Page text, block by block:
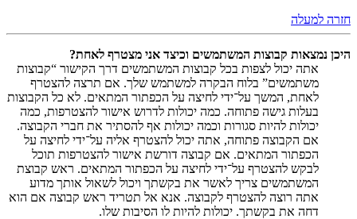
חזרה למעלה
היכן נמצאות קבוצות המשתמשים וכיצד אני מצטרף לאחת?
אתה יכול לצפות בכל קבוצות המשתמשים דרך הקישור “קבוצות
משתמשים” בלוח הבקרה למשתמש שלך. אם תרצה להצטרף
לאחת, המשך על־ידי לחיצה על הכפתור המתאים. לא כל הקבוצות
בעלות גישה פתוחה. כמה יכולות לדרוש אישור להצטרפות, כמה
יכולות להיות סגורות וכמה יכולות אף להסתיר את חברי הקבוצה.
אם הקבוצה פתוחה, אתה יכול להצטרף אליה על־ידי לחיצה על
הכפתור המתאים. אם קבוצה דורשת אישור להצטרפות תוכל
לבקש להצטרף על־ידי לחיצה על הכפתור המתאים. ראש קבוצת
המשתמשים צריך לאשר את בקשתך ויכול לשאול אותך מדוע
אתה רוצה להצטרף לקבוצה. אנא אל תטריד ראש קבוצה אם הוא
דחה את בקשתך. יכולות להיות לו הסיבות שלו.